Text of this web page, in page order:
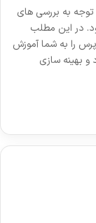
به بررسی های
در این مطلب
را به شما آموزش
بهینه سازی